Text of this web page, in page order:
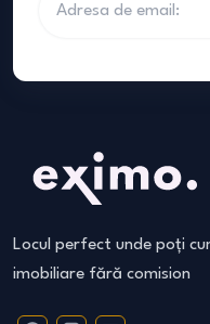
Locul perfect unde poți
imobiliare fără comision